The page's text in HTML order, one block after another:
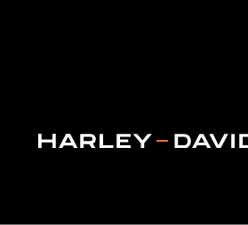
Left side mirror and all
NOTES:Harley-Davidson Motor
and handlebar
to ensure that the mirrors